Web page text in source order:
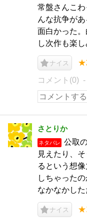
常盤さんこ
んな抗争が
面白かった
し次作も楽し
ナイス
コメント(0)
さとりか
ネタバレ
公取
見えたり、
るという想
しちゃった
なかなかした
ナイス